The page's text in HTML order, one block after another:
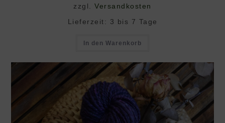
zzgl.Versandkosten
Lieferzeit: 3 bis 7 Tage
In den Warenkorb